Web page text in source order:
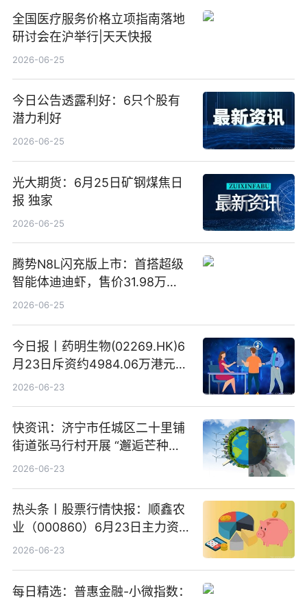
全国医疗服务价格立项指南落地
研讨会在沪举行|天天快报
2026-06-25
今日公告透露利好：6只个股有
潜力利好
2026-06-25
光大期货：6月25日矿钢煤焦日
报 独家
2026-06-25
腾势N8L闪充版上市：首搭超级
智能体迪迪虾，售价31.98万
元-34.98万元 焦点日报
2026-06-25
今日报丨药明生物(02269.HK)6
月23日斥资约4984.06万港元回
购160.50万股
2026-06-23
快资讯：济宁市任城区二十里铺
街道张马行村开展 “邂逅芒种节
气 传承农耕文化” 宣传活动
2026-06-23
热头条丨股票行情快报：顺鑫农
业（000860）6月23日主力资
金净卖出388.22万元
2026-06-23
每日精选：普惠金融-小微指数：